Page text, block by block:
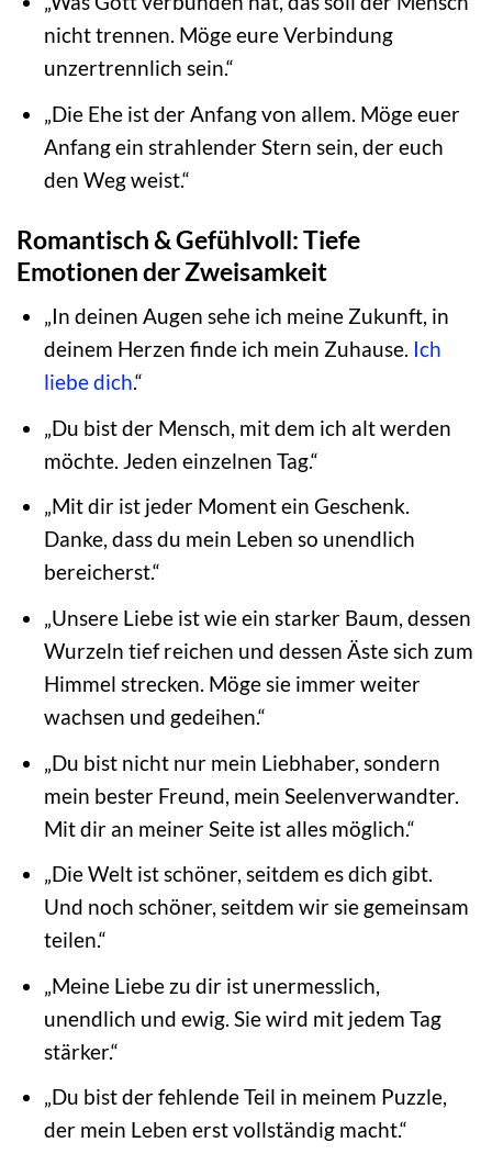
nicht trennen. Möge eure Verbindung
unzertrennlich sein.“
„Die Ehe ist der Anfang von allem. Möge euer
Anfang ein strahlender Stern sein, der euch
den Weg weist.“
Romantisch & Gefühlvoll: Tiefe
Emotionen der Zweisamkeit
„In deinen Augen sehe ich meine Zukunft, in
deinem Herzen finde ich mein Zuhause. Ich
liebe dich.“
„Du bist der Mensch, mit dem ich alt werden
möchte. Jeden einzelnen Tag.“
„Mit dir ist jeder Moment ein Geschenk.
Danke, dass du mein Leben so unendlich
bereicherst.“
„Unsere Liebe ist wie ein starker Baum, dessen
Wurzeln tief reichen und dessen Äste sich zum
Himmel strecken. Möge sie immer weiter
wachsen und gedeihen.“
„Du bist nicht nur mein Liebhaber, sondern
mein bester Freund, mein Seelenverwandter.
Mit dir an meiner Seite ist alles möglich.“
„Die Welt ist schöner, seitdem es dich gibt.
Und noch schöner, seitdem wir sie gemeinsam
teilen.“
„Meine Liebe zu dir ist unermesslich,
unendlich und ewig. Sie wird mit jedem Tag
stärker.“
„Du bist der fehlende Teil in meinem Puzzle,
der mein Leben erst vollständig macht.“